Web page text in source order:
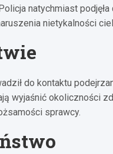
natychmiast
nietykalności
do kontaktu
wyjaśnić okoliczności
sprawcy.